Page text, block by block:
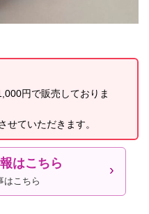
円で販売しておりま
せていただきます。
はこちら
はこちら